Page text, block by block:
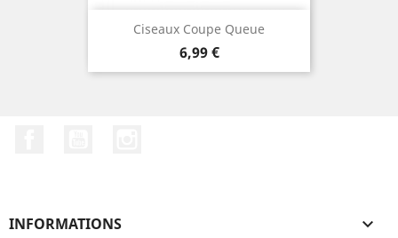
Ciseaux Coupe Queue
Prix
6,99 €
INFORMATIONS 